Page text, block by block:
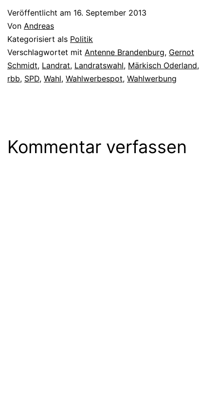
Veröffentlicht am 16. September 2013
Von Andreas
Kategorisiert als Politik
Verschlagwortet mit Antenne Brandenburg, Gernot
Schmidt, Landrat, Landratswahl, Märkisch Oderland,
rbb, SPD, Wahl, Wahlwerbespot, Wahlwerbung
Kommentar verfassen